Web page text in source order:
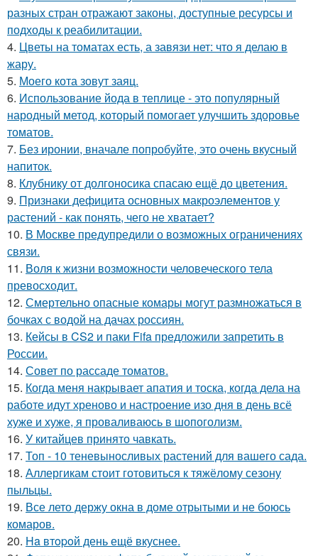
разных стран отражают законы, доступные ресурсы и
подходы к реабилитации.
4. Цветы на томатах есть, а завязи нет: что я делаю в
жару.
5. Моего кота зовут заяц.
6. Использование йода в теплице - это популярный
народный метод, который помогает улучшить здоровье
томатов.
7. Без иронии, вначале попробуйте, это очень вкусный
напиток.
8. Клубнику от долгоносика спасаю ещё до цветения.
9. Признаки дефицита основных макроэлементов у
растений - как понять, чего не хватает?
10. В Москве предупредили о возможных ограничениях
связи.
11. Воля к жизни возможности человеческого тела
превосходит.
12. Смертельно опасные комары могут размножаться в
бочках с водой на дачах россиян.
13. Кейсы в CS2 и паки Fifa предложили запретить в
России.
14. Совет по рассаде томатов.
15. Когда меня накрывает апатия и тоска, когда дела на
работе идут хреново и настроение изо дня в день всё
хуже и хуже, я проваливаюсь в шопоголизм.
16. У китайцев принято чавкать.
17. Топ - 10 теневыносливых растений для вашего сада.
18. Аллергикам стоит готовиться к тяжёлому сезону
пыльцы.
19. Все лето держу окна в доме отрытыми и не боюсь
комаров.
20. Ha втopoй день ещё вкуснее.